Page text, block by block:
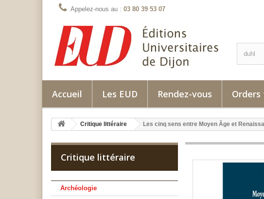
Appelez-nous au : 03 80 39 53 07
Accueil Les EUD Rendez-vous
Critique littéraire Les cinq sens entre Moyen Âge et
Critique littéraire
Archéologie